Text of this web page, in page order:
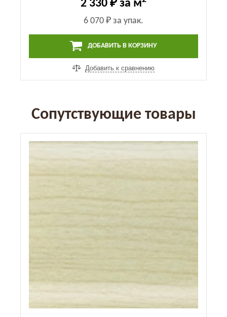
2 330 ₽ за м
6 070 ₽ за упак.
ДОБАВИТЬ В КОРЗИНУ
Добавить к сравнению
Сопутствующие товары